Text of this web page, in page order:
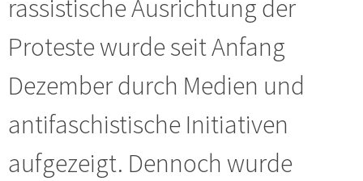
rassistische Ausrichtung der
Proteste wurde seit Anfang
Dezember durch Medien und
antifaschistische Initiativen
aufgezeigt. Dennoch wurde